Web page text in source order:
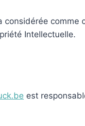
comme
Intellectuelle.
est